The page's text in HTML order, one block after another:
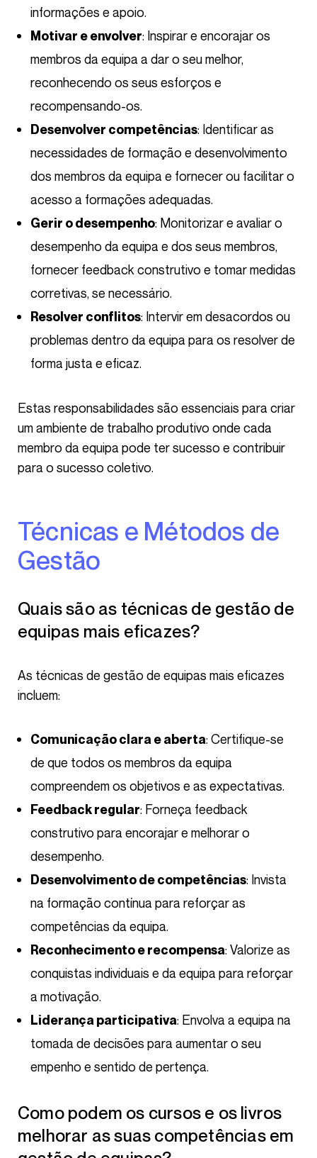
informações e apoio.
Motivar e envolver: Inspirar e encorajar os
membros da equipa a dar o seu melhor,
reconhecendo os seus esforços e
recompensando-os.
Desenvolver competências: Identificar as
necessidades de formação e desenvolvimento
dos membros da equipa e fornecer ou facilitar o
acesso a formações adequadas.
Gerir o desempenho: Monitorizar e avaliar o
desempenho da equipa e dos seus membros,
fornecer feedback construtivo e tomar medidas
corretivas, se necessário.
Resolver conflitos: Intervir em desacordos ou
problemas dentro da equipa para os resolver de
forma justa e eficaz.
Estas responsabilidades são essenciais para criar
um ambiente de trabalho produtivo onde cada
membro da equipa pode ter sucesso e contribuir
para o sucesso coletivo.
Técnicas e Métodos de
Gestão
Quais são as técnicas de gestão de
equipas mais eficazes?
As técnicas de gestão de equipas mais eficazes
incluem:
Comunicação clara e aberta: Certifique-se
de que todos os membros da equipa
compreendem os objetivos e as expectativas.
Feedback regular: Forneça feedback
construtivo para encorajar e melhorar o
desempenho.
Desenvolvimento de competências: Invista
na formação contínua para reforçar as
competências da equipa.
Reconhecimento e recompensa: Valorize as
conquistas individuais e da equipa para reforçar
a motivação.
Liderança participativa: Envolva a equipa na
tomada de decisões para aumentar o seu
empenho e sentido de pertença.
Como podem os cursos e os livros
melhorar as suas competências em